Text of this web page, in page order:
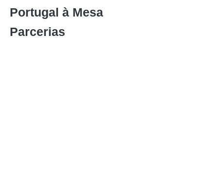
Portugal à Mesa
Parcerias